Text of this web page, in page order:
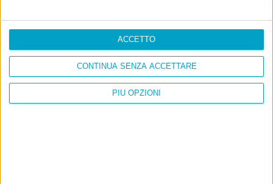
PIÙ OPZIONI
CONTINUA SENZA ACCETTARE
ACCETTO